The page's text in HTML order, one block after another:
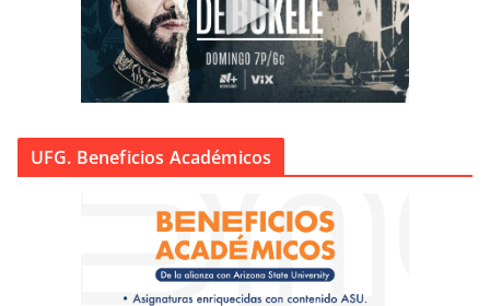
UFG. Beneficios Académicos